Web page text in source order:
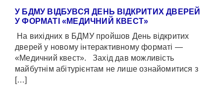
У БДМУ ВІДБУВСЯ ДЕНЬ ВІДКРИТИХ ДВЕРЕЙ
У ФОРМАТІ «МЕДИЧНИЙ КВЕСТ»
На вихідних в БДМУ пройшов День відкритих
дверей у новому інтерактивному форматі —
«Медичний квест». Захід дав можливість
майбутнім абітурієнтам не лише ознайомитися з
[…]